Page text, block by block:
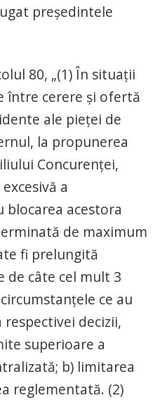
preşedintele
80, „(1) În situaţii
între cerere şi ofertă
ale pieţei de
la propunerea
Concurenţei,
a
acestora
de maximum
fi prelungită
de câte cel mult 3
ce au
decizii,
superioare a
b) limitarea
reglementată. (2)